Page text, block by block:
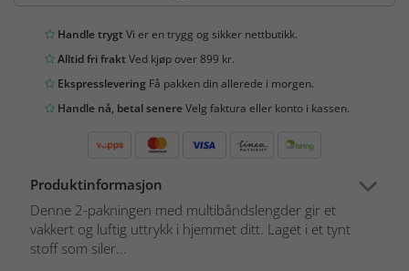
Handle trygtVi er en trygg og sikker nettbutikk.
Alltid fri fraktVed kjøp over 899 kr.
Ekspresslevering Få pakken din allerede i morgen.
Handle nå, betal senereVelg faktura eller konto i kassen.
Produktinformasjon
Denne 2-pakningen med multibåndslengder gir et
vakkert og luftig uttrykk i hjemmet ditt. Laget i et tynt
stoff som siler...